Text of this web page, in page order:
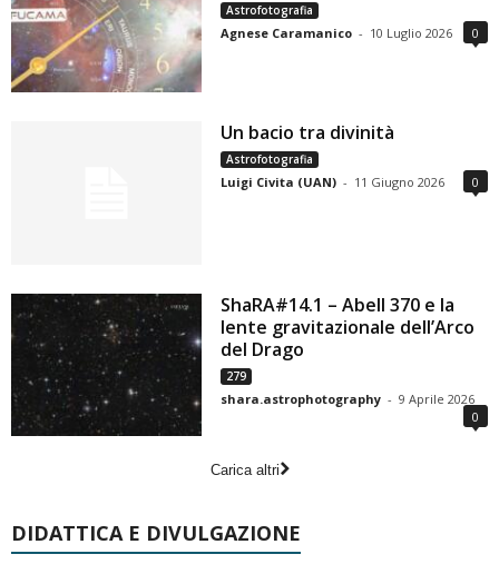
Astrofotografia
Agnese Caramanico - 10 Luglio 2026 0
Un bacio tra divinità
Astrofotografia
Luigi Civita (UAN) - 11 Giugno 2026 0
ShaRA#14.1 – Abell 370 e la
lente gravitazionale dell’Arco
del Drago
279
shara.astrophotography - 9 Aprile 2026
0
Carica altri
DIDATTICA E DIVULGAZIONE